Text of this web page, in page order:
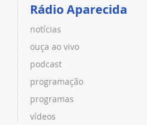
Rádio Aparecida
notícias
ouça ao vivo
podcast
programação
programas
vídeos